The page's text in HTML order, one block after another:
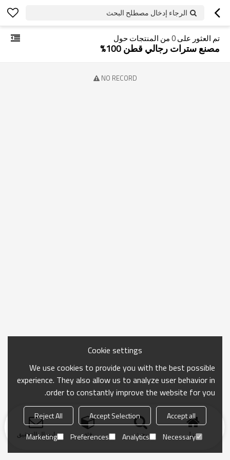
الرجاء إدخال مصطلح البحث
تم العثور على0من المنتجات حول
مصنع سترات رجالي قطن 100%
NO RECORD
منزل بحث فئة ارسال التحقيق
Cookie settings
We use cookies to provide you with the best possible
experience. They also allow us to analyze user behavior in
order to constantly improve the website for you.
Accept all
Accept Selection
Reject All
Necessary
Analytics
Preferences
Marketing